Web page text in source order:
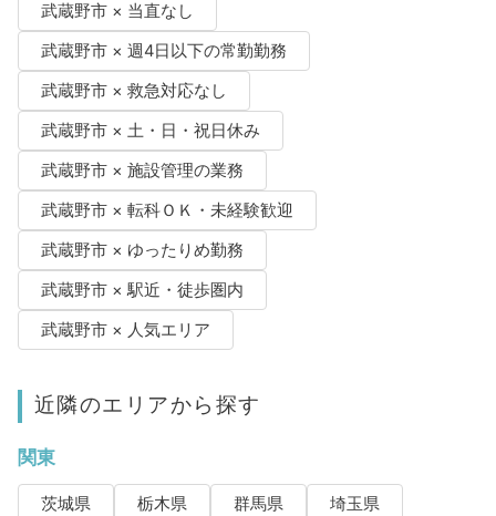
武蔵野市 × 当直なし
武蔵野市 × 週4日以下の常勤勤務
武蔵野市 × 救急対応なし
武蔵野市 × 土・日・祝日休み
武蔵野市 × 施設管理の業務
武蔵野市 × 転科ＯＫ・未経験歓迎
武蔵野市 × ゆったりめ勤務
武蔵野市 × 駅近・徒歩圏内
武蔵野市 × 人気エリア
近隣のエリアから探す
関東
茨城県 栃木県 群馬県
埼玉県